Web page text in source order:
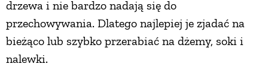
drzewa i nie bardzo nadają się do
przechowywania. Dlatego najlepiej je zjadać na
bieżąco lub szybko przerabiać na dżemy, soki i
nalewki.